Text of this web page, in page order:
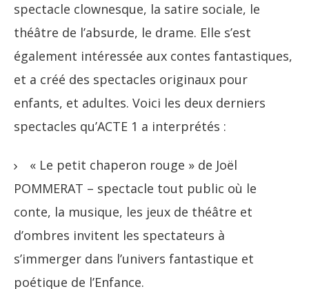
spectacle clownesque, la satire sociale, le
théâtre de l’absurde, le drame. Elle s’est
également intéressée aux contes fantastiques,
et a créé des spectacles originaux pour
enfants, et adultes. Voici les deux derniers
spectacles qu’ACTE 1 a interprétés :
« Le petit chaperon rouge » de Joël
POMMERAT – spectacle tout public où le
conte, la musique, les jeux de théâtre et
d’ombres invitent les spectateurs à
s’immerger dans l’univers fantastique et
poétique de l’Enfance.